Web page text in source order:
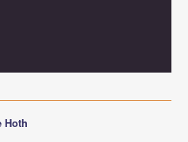
Hoth